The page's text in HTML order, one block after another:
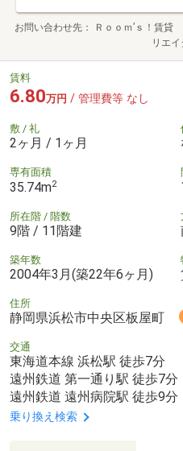
お問い合わせ先
Ｒｏｏｍ’ｓ！賃
リエ
賃料
6.80万円 / 管理費等 なし
敷 / 礼
2ヶ月 / 1ヶ月
専有面積
35.74m2
所在階 / 階数
9階 / 11階建
築年数
2004年3月(築22年6ヶ月)
住所
静岡県浜松市中央区板屋町
交通
東海道本線 浜松駅 徒歩7分
遠州鉄道 第一通り駅 徒歩7分
遠州鉄道 遠州病院駅 徒歩9分
乗り換え検索